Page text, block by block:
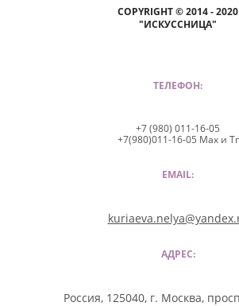
COPYRIGHT © 2014 - 2020
"ИСКУССНИЦА"
ТЕЛЕФОН:
+7 (980) 011-16-05
+7(980)011-16-05 Max и Тг
EMAIL:
АДРЕС:
Россия, 125040, г. Москва,